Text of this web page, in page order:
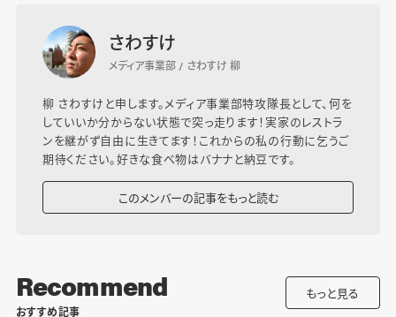
さわすけ
メディア事業部 / さわすけ 柳
柳 さわすけと申します。メディア事業部特攻隊長として、何を
していいか分からない状態で突っ走ります！実家のレストラ
ンを継がず自由に生きてます！これからの私の行動に乞うご
期待ください。好きな食べ物はバナナと納豆です。
このメンバーの記事をもっと読む
Recommend
おすすめ記事
もっと見る